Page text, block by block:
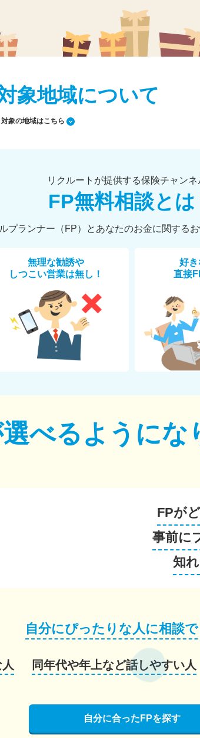
象地域について
対象の地域はこちら
リクルートが提供する保険チャンネ
FP無料相談とは
プランナー（FP）とあなたのお金に関する
無理な勧誘や
しつこい営業は無し！
好
直接
べるようにな
FPが
事前に
知
自分にぴったりな人に相談
同年代や年上など話しやすい人
自分に合ったFPを探す